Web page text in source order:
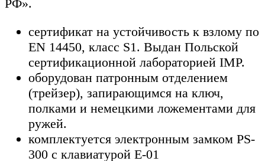
РФ».
сертификат на устойчивость к взлому по
EN 14450, класс S1. Выдан Польской
сертификационной лабораторией IMP.
оборудован патронным отделением
(трейзер), запирающимся на ключ,
полками и немецкими ложементами для
ружей.
комплектуется электронным замком PS-
300 с клавиатурой E-01